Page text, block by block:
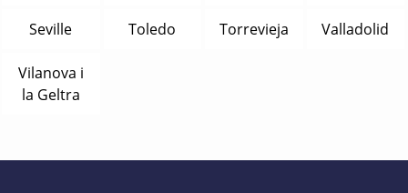
Seville Toledo Torrevieja Valladolid
Vilanova i
la Geltra